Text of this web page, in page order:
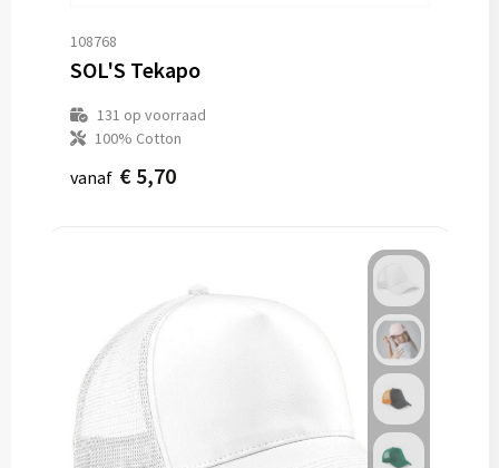
108768
SOL'S Tekapo
131 op voorraad
100% Cotton
vanaf € 5,70